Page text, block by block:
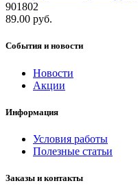
901802
89.00 руб.
События и новости
Новости
Акции
Информация
Условия работы
Полезные статьи
Заказы и контакты